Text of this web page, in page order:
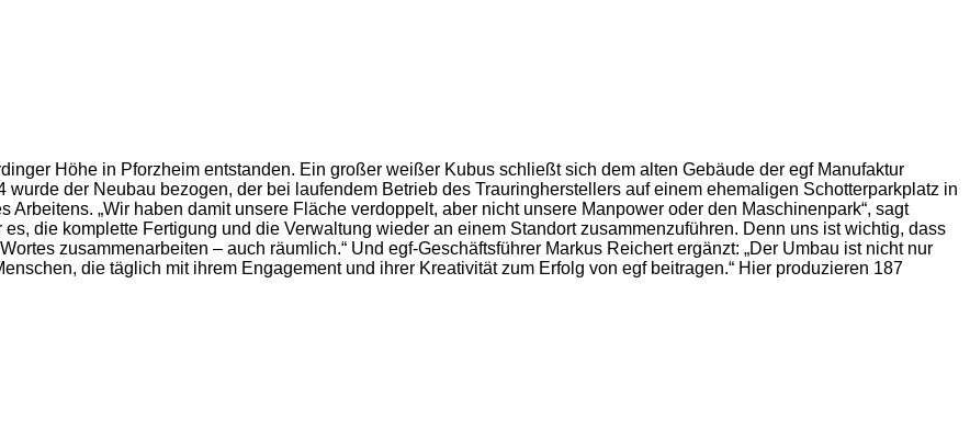
Höhe in Pforzheim entstanden. Ein großer weißer Kubus schließt sich dem alten Gebäude der egf Manufaktur
der Neubau bezogen, der bei laufendem Betrieb des Trauringherstellers auf einem ehemaligen Schotterparkplatz in
„Wir haben damit unsere Fläche verdoppelt, aber nicht unsere Manpower oder den Maschinenpark“, sagt
die komplette Fertigung und die Verwaltung wieder an einem Standort zusammenzuführen. Denn uns ist wichtig, dass
zusammenarbeiten – auch räumlich.“ Und egf-Geschäftsführer Markus Reichert ergänzt: „Der Umbau ist nicht nur
die täglich mit ihrem Engagement und ihrer Kreativität zum Erfolg von egf beitragen.“ Hier produzieren 187